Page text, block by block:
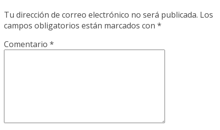
Tu dirección de correo electrónico no será publicada. Los
campos obligatorios están marcados con *
Comentario *